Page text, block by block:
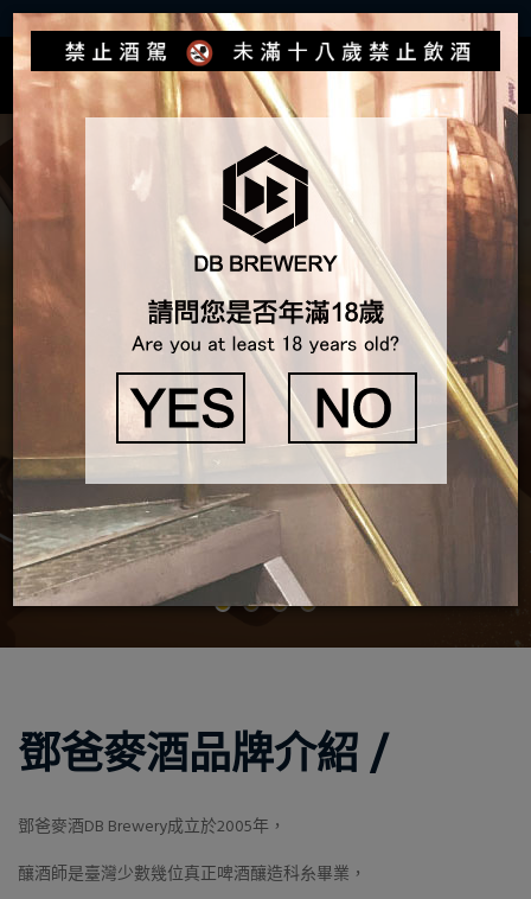
Toggle
臺灣精釀系列啤酒
臺北蜂蜜 / 新北馬告 / 桃園酸柑茶 / 苗栗草
莓 /
雲林咖啡 / 台南芒果 / 花蓮小米蜂蜜氣泡酒
產品介紹 哪裡買?
鄧爸麥酒品牌介紹 /
鄧爸麥酒DB Brewery成立於2005年，
釀酒師是臺灣少數幾位真正啤酒釀造科糸畢業，